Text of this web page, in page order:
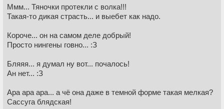
Ммм... Тяночки протекли с волка!!!
Такая-то дикая страсть... и выебет как надо.
Короче... он на самом деле добрый!
Просто нингены говно... :З
Бляяя... я думал ну вот... почалось!
Ан нет... :З
Ара ара ара... а чё она даже в темной форме такая мелкая?
Сассуга блядская!